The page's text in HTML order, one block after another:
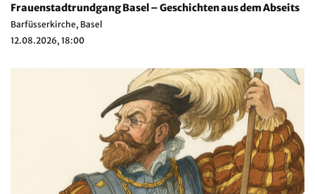
Frauenstadtrundgang Basel – Geschichten aus dem Abseits
Barfüsserkirche, Basel
12.08.2026, 18:00